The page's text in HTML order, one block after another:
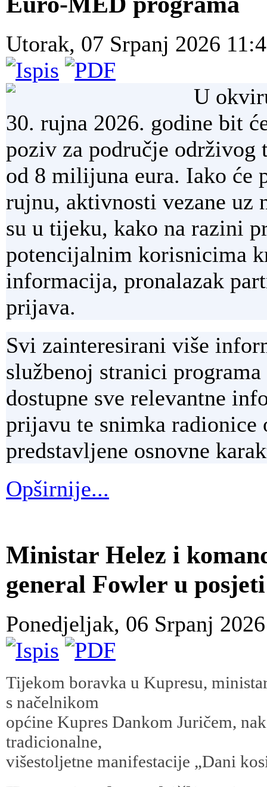
Utorak, 07 Srpanj 2026
U
30. rujna 2026. godine bit
poziv za područje
od 8 milijuna eura. Iako će
rujnu, aktivnosti vezane uz
su u tijeku, kako na razini
potencijalnim korisnicima
informacija, pronalazak
prijava.
Svi zainteresirani više
službenoj stranici
dostupne sve relevantne
prijavu te snimka radionice
predstavljene osnovne
Opširnije...
Ministar Helez i
general Fowler u
Ponedjeljak, 06 Srpanj
Tijekom boravka u Kupresu,
s načelnikom
općine Kupres Dankom Juričem,
tradicionalne,
višestoljetne manifestacije „Dani